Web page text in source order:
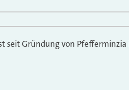
seit Gründung von